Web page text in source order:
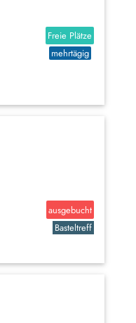
Freie Plätze
mehrtägig
ausgebucht
Basteltreff